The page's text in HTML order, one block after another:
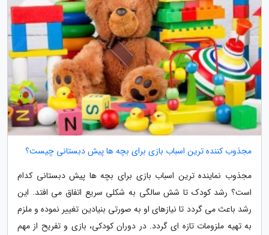
مجذوب کننده ترین اسباب بازی برای بچه ها پیش دبستانی چیست؟
مجذوب نماینده ترین اسباب بازی برای بچه ها پیش دبستانی کدام
است؟ رشد کودک تا شش سالگی به شکلی سریع اتفاق می افتد. این
رشد باعث می گردد تا نیازهای او به صورتی بنیادین تغییر نموده و ملزم
به تهیه ملزومات تازه ای گردد. در دوران کودکی، بازی و تفریح از مهم